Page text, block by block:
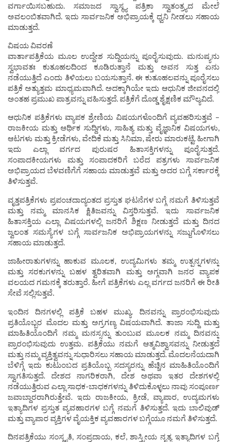
ವರ್ಗಾಯಿಸಬಹುದು. ಸಮಾಜದ ಸ್ವಾಸ್ಥ್ಯ ಪತ್ರಿಕಾ ಸ್ವಾತಂತ್ರ್ಯದ ಮೇಲೆ
ಅವಲಂಬಿತವಾಗಿದೆ. ಇದು ಸಾರ್ವಜನಿಕ ಅಭಿಪ್ರಾಯಕ್ಕೆ ಧ್ವನಿ ನೀಡಲು ಸಹಾಯ
ಮಾಡುತ್ತದೆ.
ವಿಷಯ ವಿವರಣೆ
ವಾರ್ತಾಪತ್ರಿಕೆಯ ಮೂಲ ಉದ್ದೇಶ ಸುದ್ದಿಯನ್ನು ಪೂರೈಸುವುದು. ಮನುಷ್ಯನು
ಸ್ವಭಾವತಃ ಕುತೂಹಲದಿಂದ ಕೂಡಿರುತ್ತಾನೆ ಮತ್ತು ಅವನ ಸುತ್ತ ಏನು
ನಡೆಯುತ್ತಿದೆ ಎಂದು ತಿಳಿಯಲು ಬಯಸುತ್ತಾನೆ. ಈ ಕುತೂಹಲವನ್ನು ಪೂರೈಸಲು
ಪತ್ರಿಕೆ ಅತ್ಯುತ್ತಮ ಮಾಧ್ಯಮವಾಗಿದೆ. ಅದಕ್ಕಾಗಿಯೇ ಇದು ಆಧುನಿಕ ಜೀವನದಲ್ಲಿ
ಅಂತಹ ಪ್ರಮುಖ ಪಾತ್ರವನ್ನು ವಹಿಸುತ್ತದೆ. ಪತ್ರಿಕೆಗೆ ದೊಡ್ಡ ಶೈಕ್ಷಣಿಕ ಮೌಲ್ಯವಿದೆ.
ಆಧುನಿಕ ಪತ್ರಿಕೆಗಳು ವ್ಯಾಪಕ ಶ್ರೇಣಿಯ ವಿಷಯಗಳೊಂದಿಗೆ ವ್ಯವಹರಿಸುತ್ತವೆ –
ರಾಜಕೀಯ ಮತ್ತು ಆರ್ಥಿಕ ಸುದ್ದಿಗಳು, ಸಾಹಿತ್ಯ ಮತ್ತು ವೈಜ್ಞಾನಿಕ ವಿಷಯಗಳು,
ಆಟಗಳು ಮತ್ತು ಕ್ರೀಡೆಗಳು, ವೇದಿಕೆ ಮತ್ತು ಸಿನಿಮಾ, ಷೇರು ಮಾರುಕಟ್ಟೆ. ಹೀಗಾಗಿ
ಇದು ಎಲ್ಲಾ ವರ್ಗದ ಪುರುಷರ ಹಿತಾಸಕ್ತಿಗಳನ್ನು ಪೂರೈಸುತ್ತದೆ.
ಸಂಪಾದಕೀಯಗಳು ಮತ್ತು ಸಂಪಾದಕರಿಗೆ ಬರೆದ ಪತ್ರಗಳು ಸಾರ್ವಜನಿಕ
ಅಭಿಪ್ರಾಯದ ಬೆಳವಣಿಗೆಗೆ ಸಹಾಯ ಮಾಡುತ್ತವೆ ಮತ್ತು ಅದರ ಬಗ್ಗೆ ಸರ್ಕಾರಕ್ಕೆ
ತಿಳಿಸುತ್ತವೆ.
ವೃತ್ತಪತ್ರಿಕೆಗಳು ಪ್ರಪಂಚದಾದ್ಯಂತದ ಪ್ರಸ್ತುತ ಘಟನೆಗಳ ಬಗ್ಗೆ ನಮಗೆ ತಿಳಿಸುತ್ತವೆ
ಮತ್ತು ನಮ್ಮ ಮಾನಸಿಕ ಕ್ಷಿತಿಜವನ್ನು ವಿಸ್ತರಿಸುತ್ತವೆ. ಇದು ಸಾರ್ವಜನಿಕ
ಹಿತಾಸಕ್ತಿಯ ಎಲ್ಲಾ ವಿಷಯಗಳಲ್ಲಿ ಜನರಿಗೆ ಶಿಕ್ಷಣ ನೀಡುತ್ತದೆ ಮತ್ತು ದಿನದ
ಜ್ವಲಂತ ಸಮಸ್ಯೆಗಳ ಬಗ್ಗೆ ಸಾರ್ವಜನಿಕ ಅಭಿಪ್ರಾಯಗಳನ್ನು ಸಜ್ಜುಗೊಳಿಸಲು
ಸಹಾಯ ಮಾಡುತ್ತದೆ.
ಜಾಹೀರಾತುಗಳನ್ನು ಹಾಕುವ ಮೂಲಕ, ಉದ್ಯಮಿಗಳು ತಮ್ಮ ಉತ್ಪನ್ನಗಳನ್ನು
ಮತ್ತು ಸರಕುಗಳನ್ನು ಬಹಳ ತ್ವರಿತವಾಗಿ ಮತ್ತು ಅಗ್ಗವಾಗಿ ಜನರ ವ್ಯಾಪಕ
ವಲಯದ ಗಮನಕ್ಕೆ ತರುತ್ತಾರೆ. ಹೀಗೆ ಪತ್ರಿಕೆಗಳು ಎಲ್ಲ ವರ್ಗದ ಜನರಿಗೆ ಈ ರೀತಿ
ಸೇವೆ ಸಲ್ಲಿಸುತ್ತವೆ.
ಇಂದಿನ ದಿನಗಳಲ್ಲಿ ಪತ್ರಿಕೆ ಬಹಳ ಮುಖ್ಯ. ದಿನವನ್ನು ಪ್ರಾರಂಭಿಸುವುದು
ಪ್ರತಿಯೊಬ್ಬರ ಮೊದಲ ಮತ್ತು ಅಗ್ರಗಣ್ಯ ವಿಷಯವಾಗಿದೆ. ತಾಜಾ ಸುದ್ದಿ ಮತ್ತು
ಮಾಹಿತಿಯೊಂದಿಗೆ ನಮ್ಮ ಮನಸ್ಸನ್ನು ತುಂಬುವ ಮೂಲಕ ನಮ್ಮ ದಿನವನ್ನು
ಪ್ರಾರಂಭಿಸುವುದು ಉತ್ತಮ. ಪತ್ರಿಕೆಯು ನಮಗೆ ಆತ್ಮವಿಶ್ವಾಸವನ್ನು ನೀಡುತ್ತದೆ
ಮತ್ತು ನಮ್ಮ ವ್ಯಕ್ತಿತ್ವವನ್ನು ಸುಧಾರಿಸಲು ಸಹಾಯ ಮಾಡುತ್ತದೆ. ಮೊದಲನೆಯದಾಗಿ
ಬೆಳಿಗ್ಗೆ ಇದು ಕುಟುಂಬದ ಪ್ರತಿಯೊಬ್ಬ ಸದಸ್ಯರನ್ನು ಹೆಚ್ಚಿನ ಮಾಹಿತಿಯೊಂದಿಗೆ
ಸ್ವಾಗತಿಸುತ್ತದೆ. ದೇಶದ ನಾಗರಿಕರಾಗಿ, ದೇಶ ಅಥವಾ ಇತರ ದೇಶಗಳಲ್ಲಿ
ನಡೆಯುತ್ತಿರುವ ಎಲ್ಲಾ ಸಾಧಕ-ಬಾಧಕಗಳನ್ನು ತಿಳಿದುಕೊಳ್ಳಲು ನಾವು ಸಂಪೂರ್ಣ
ಜವಾಬ್ದಾರರಾಗಿರುತ್ತೇವೆ. ಇದು ರಾಜಕೀಯ, ಕ್ರೀಡೆ, ವ್ಯಾಪಾರ, ಉದ್ಯಮಗಳು
ಇತ್ಯಾದಿಗಳ ಪ್ರಸ್ತುತ ವ್ಯವಹಾರಗಳ ಬಗ್ಗೆ ನಮಗೆ ತಿಳಿಸುತ್ತದೆ. ಇದು ಬಾಲಿವುಡ್
ಮತ್ತು ವ್ಯಾಪಾರ ವ್ಯಕ್ತಿಗಳ ವೈಯಕ್ತಿಕ ವ್ಯವಹಾರಗಳ ಬಗ್ಗೆಯೂ ನಮಗೆ ತಿಳಿಸುತ್ತದೆ.
ದಿನಪತ್ರಿಕೆಯು ಸಂಸ್ಕೃತಿ, ಸಂಪ್ರದಾಯ, ಕಲೆ, ಶಾಸ್ತ್ರೀಯ ನೃತ್ಯ ಇತ್ಯಾದಿಗಳ ಬಗ್ಗೆ